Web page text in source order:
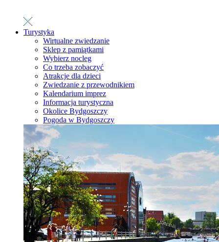
Turystyka
Wirtualne zwiedzanie
Sklep z pamiątkami
Wybierz nocleg
Co trzeba zobaczyć
Atrakcje dla dzieci
Zwiedzanie z przewodnikiem
Kalendarium imprez
Informacja turystyczna
Okolice Bydgoszczy
Pogoda w Bydgoszczy